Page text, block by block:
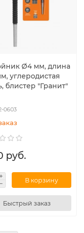
Ø4 мм, длина
углеродистая
блистер "Гранит"
0603
руб.
В корзину
Быстрый заказ